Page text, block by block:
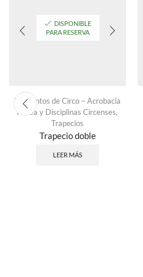
DISPONIBLE
PARA RESERVA
Elementos de Circo – Acrobacia
Aérea y Disciplinas Circenses,
Trapecios
Trapecio doble
LEER MÁS